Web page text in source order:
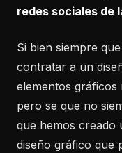
redes sociales de
Si bien siempre
contratar a un
elementos gráficos
pero se que no
que hemos creado
diseño gráfico que